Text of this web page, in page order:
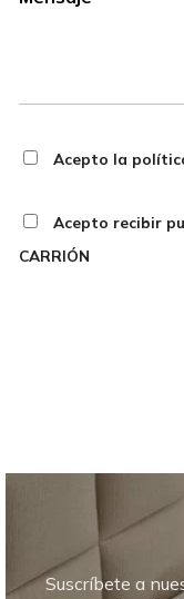
Acepto la
Acepto recibir
CARRIÓN
Suscríbete a